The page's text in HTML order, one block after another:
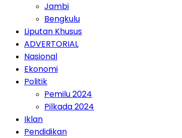
Jambi
Bengkulu
Liputan Khusus
ADVERTORIAL
Nasional
Ekonomi
Politik
Pemilu 2024
Pilkada 2024
Iklan
Pendidikan